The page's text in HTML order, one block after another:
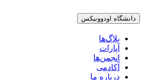
دانشگاه اودوونیکس
بلاگ‌ها
آپارات
انجمن‌ها
آکادمی
درباره ما